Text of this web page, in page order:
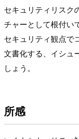
セキュリティリスク
チャーとして根付い
セキュリティ観点で
文書化する、イシュ
しょう。
所感